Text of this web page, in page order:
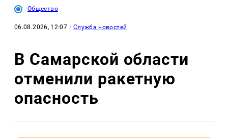
Общество
06.08.2026, 12:07 · Служба новостей
В Самарской области
отменили ракетную
опасность